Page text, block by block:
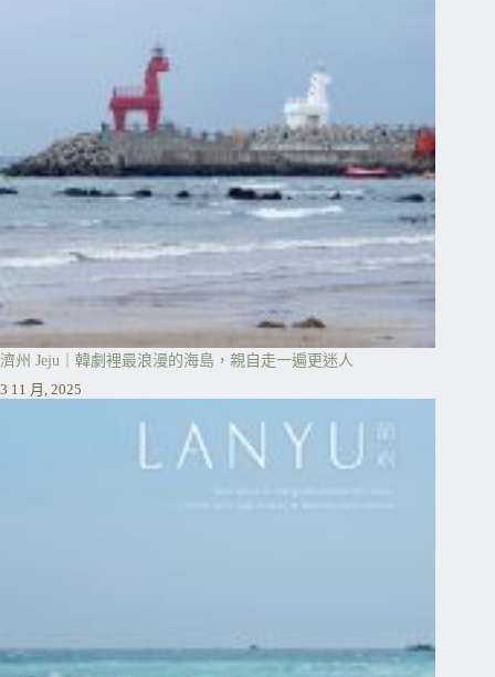
濟州 Jeju｜韓劇裡最浪漫的海島，親自走一遍更迷人
3 11 月, 2025